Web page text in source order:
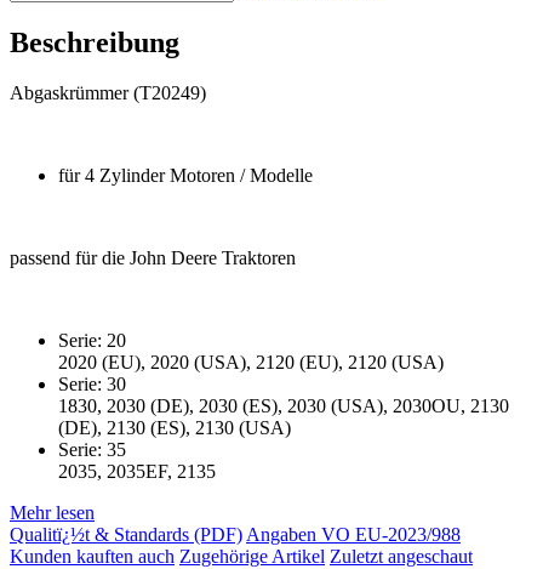
Beschreibung
Abgaskrümmer (T20249)
für 4 Zylinder Motoren / Modelle
passend für die John Deere Traktoren
Serie: 20
2020 (EU), 2020 (USA), 2120 (EU), 2120 (USA)
Serie: 30
1830, 2030 (DE), 2030 (ES), 2030 (USA), 2030OU, 2130
(DE), 2130 (ES), 2130 (USA)
Serie: 35
2035, 2035EF, 2135
Mehr lesen
Qualitï¿½t & Standards (PDF)Angaben VO EU-2023/988
Kunden kauften auch Zugehörige Artikel Zuletzt angeschaut